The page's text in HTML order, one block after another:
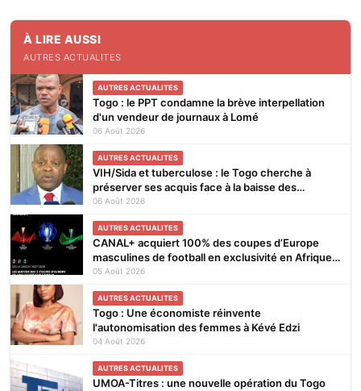
À LIRE AUSSI
AUTRES ACTUALITES
AUTRES ACTUALITES
Togo : le PPT condamne la brève interpellation
d'un vendeur de journaux à Lomé
06 Août 2026
AUTRES ACTUALITES
VIH/Sida et tuberculose : le Togo cherche à
préserver ses acquis face à la baisse des
financements
06 Août 2026
AUTRES ACTUALITES
CANAL+ acquiert 100% des coupes d’Europe
masculines de football en exclusivité en Afrique
subsaharienne pour 4 saisons jusqu’en 2031
05 Août 2026
AUTRES ACTUALITES
Togo : Une économiste réinvente
l'autonomisation des femmes à Kévé Edzi
04 Août 2026
AUTRES ACTUALITES
UMOA-Titres : une nouvelle opération du Togo